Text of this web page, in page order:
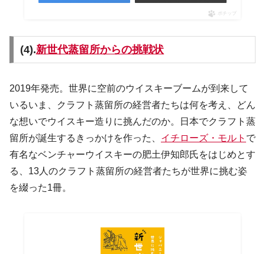
ポチップ
(4).新世代蒸留所からの挑戦状
2019年発売。世界に空前のウイスキーブームが到来して
いるいま、クラフト蒸留所の経営者たちは何を考え、どん
な想いでウイスキー造りに挑んだのか。日本でクラフト蒸
留所が誕生するきっかけを作った、 イチローズ・モルト で
有名なベンチャーウイスキーの肥土伊知郎氏をはじめとす
る、13人のクラフト蒸留所の経営者たちが世界に挑む姿
を綴った1冊。